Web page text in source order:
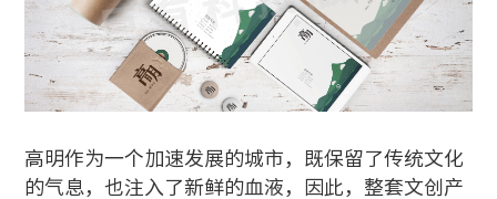
高明作为一个加速发展的城市，既保留了传统文化
的气息，也注入了新鲜的血液，因此，整套文创产